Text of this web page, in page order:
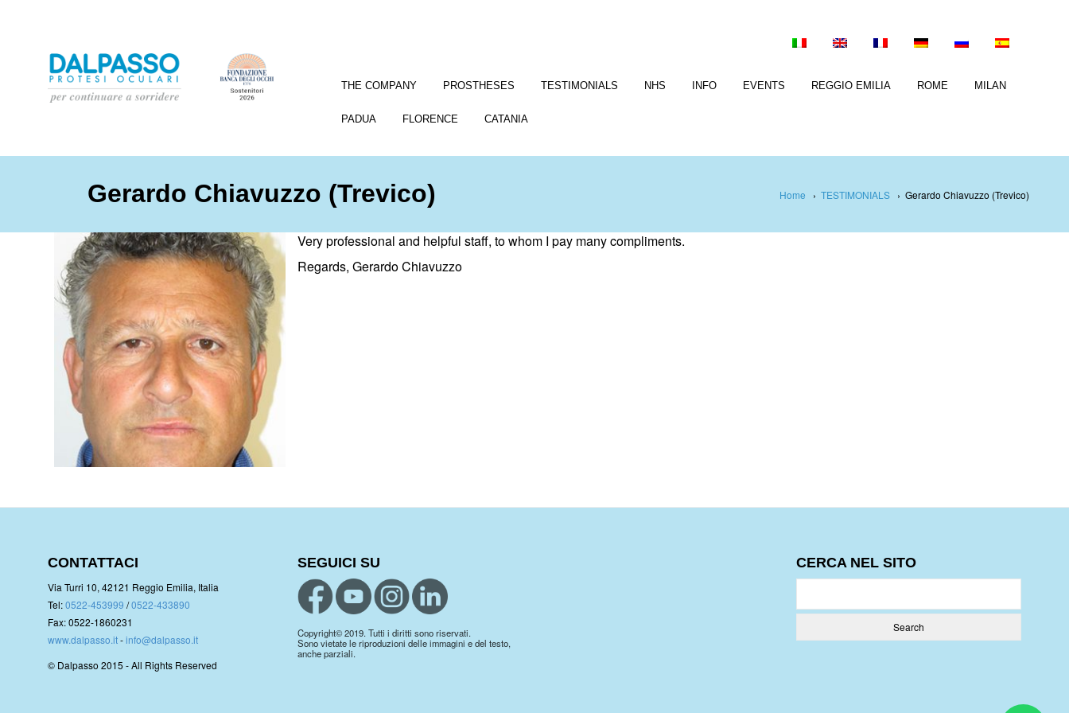
THE COMPANY PROSTHESES TESTIMONIALS NHS INFO EVENTS REGGIO EMILIA ROME MILAN
PADUA FLORENCE CATANIA
Gerardo Chiavuzzo (Trevico) Home › TESTIMONIALS› Gerardo Chiavuzzo (Trevico)
Very professional and helpful staff, to whom I pay many compliments.
Regards, Gerardo Chiavuzzo
CONTATTACI
Via Turri 10, 42121 Reggio Emilia, Italia
Tel:0522-453999 /0522-433890
Fax: 0522-1860231
www.dalpasso.it-info@dalpasso.it
© Dalpasso 2015 - All Rights Reserved
SEGUICI SU
Copyright© 2019. Tutti i diritti sono riservati.
Sono vietate le riproduzioni delle immagini e del testo,
anche parziali.
CERCA NEL SITO